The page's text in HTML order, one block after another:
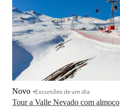
Tour a Valle Nevado com almoço
Novo Excursões de um dia